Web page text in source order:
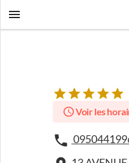
Voir les